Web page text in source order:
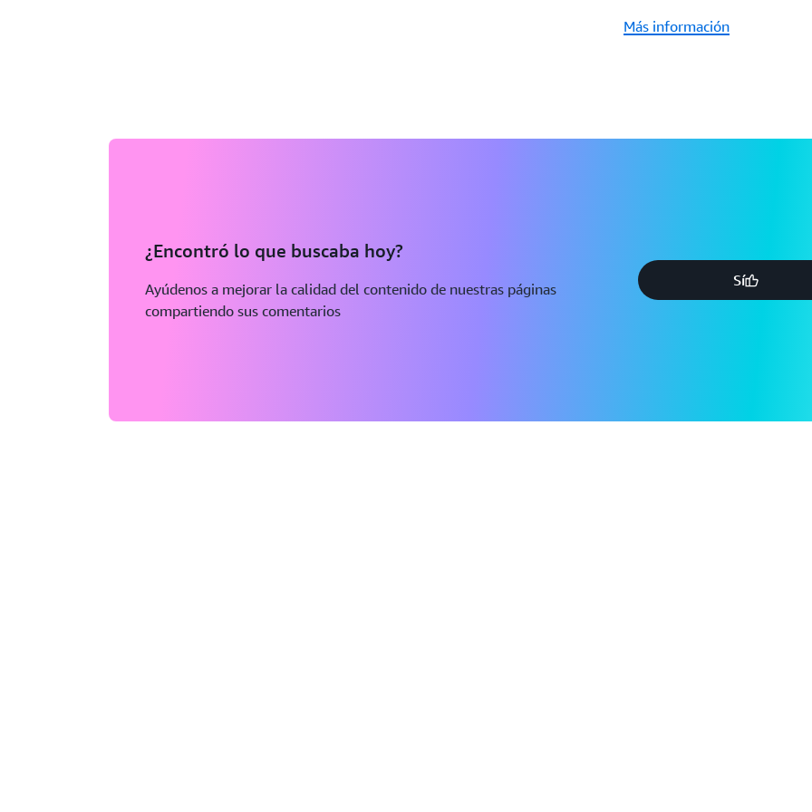
Más información
¿Encontró lo que buscaba hoy?
Ayúdenos a mejorar la calidad del contenido de nuestras páginas
compartiendo sus comentarios
Sí